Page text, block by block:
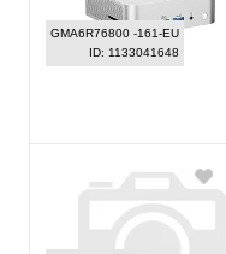
GMA6R76800 -161-EU
ID: 1133041648